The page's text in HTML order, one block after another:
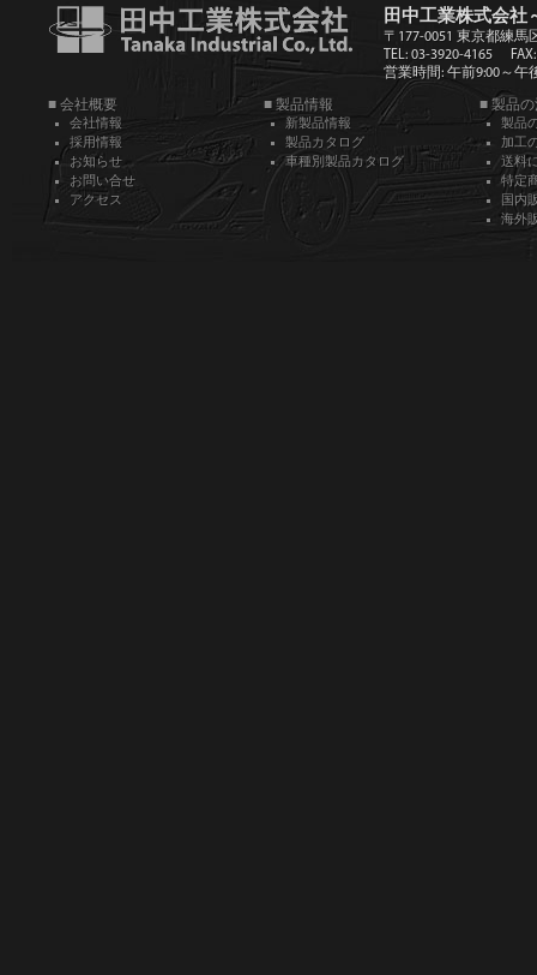
田中工業株式会社
〒177-0051 東京都練馬
TEL: 03-3920-4165
営業時間: 午前9:00～午
■ 会社概要
会社情報
採用情報
お知らせ
お問い合せ
アクセス
■ 製品情報
新製品情報
製品カタログ
車種別製品カタログ
■ 製品
製品
加工
送料
特定
国内
海外